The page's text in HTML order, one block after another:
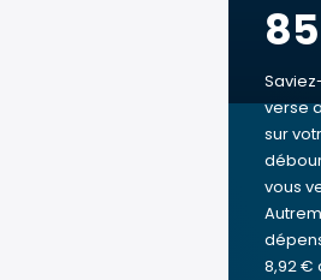
verse
sur
vous
8,92 €